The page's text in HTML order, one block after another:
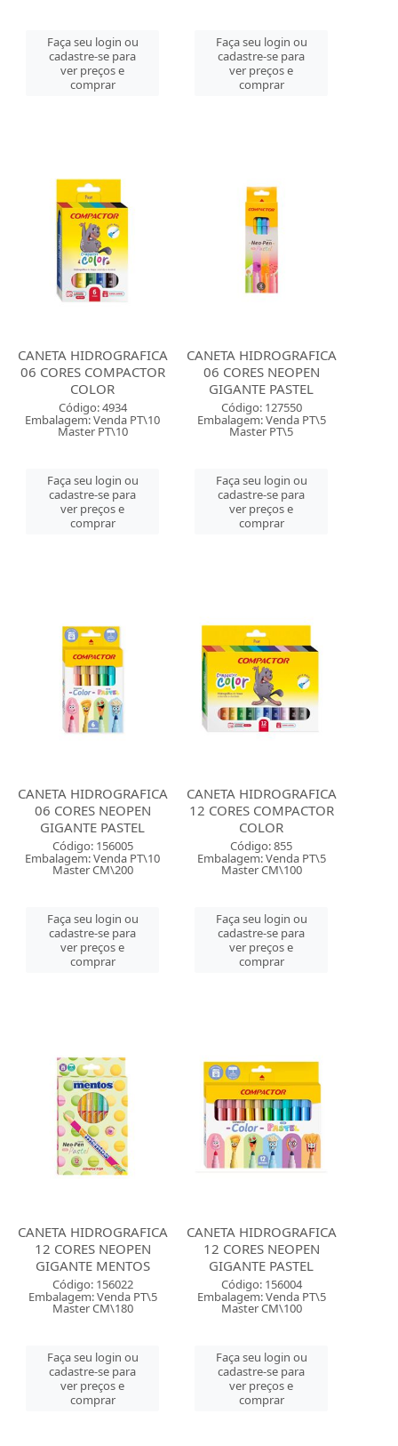
Faça seu login ou
cadastre-se para
ver preços e
comprar
Faça seu login ou
cadastre-se para
ver preços e
comprar
CANETA HIDROGRAFICA
06 CORES COMPACTOR
COLOR
Código: 4934
Embalagem: Venda PT\10
Master PT\10
Faça seu login ou
cadastre-se para
ver preços e
comprar
CANETA HIDROGRAFICA
06 CORES NEOPEN
GIGANTE PASTEL
Código: 127550
Embalagem: Venda PT\5
Master PT\5
Faça seu login ou
cadastre-se para
ver preços e
comprar
CANETA HIDROGRAFICA
06 CORES NEOPEN
GIGANTE PASTEL
Código: 156005
Embalagem: Venda PT\10
Master CM\200
Faça seu login ou
cadastre-se para
ver preços e
comprar
CANETA HIDROGRAFICA
12 CORES COMPACTOR
COLOR
Código: 855
Embalagem: Venda PT\5
Master CM\100
Faça seu login ou
cadastre-se para
ver preços e
comprar
CANETA HIDROGRAFICA
12 CORES NEOPEN
GIGANTE MENTOS
Código: 156022
Embalagem: Venda PT\5
Master CM\180
Faça seu login ou
cadastre-se para
ver preços e
comprar
CANETA HIDROGRAFICA
12 CORES NEOPEN
GIGANTE PASTEL
Código: 156004
Embalagem: Venda PT\5
Master CM\100
Faça seu login ou
cadastre-se para
ver preços e
comprar